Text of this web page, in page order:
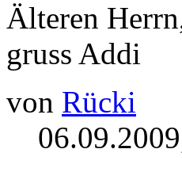
Älteren
gruss Addi
von Rücki